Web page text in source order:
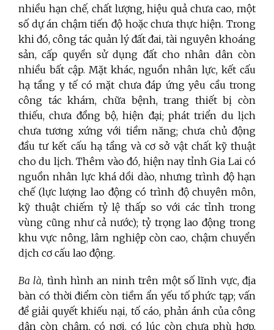
nhiều hạn chế, chất lượng, hiệu quả chưa cao, một
số dự án chậm tiến độ hoặc chưa thực hiện. Trong
khi đó, công tác quản lý đất đai, tài nguyên khoáng
sản, cấp quyền sử dụng đất cho nhân dân còn
nhiều bất cập. Mặt khác, nguồn nhân lực, kết cấu
hạ tầng y tế có mặt chưa đáp ứng yêu cầu trong
công tác khám, chữa bệnh, trang thiết bị còn
thiếu, chưa đồng bộ, hiện đại; phát triển du lịch
chưa tương xứng với tiềm năng; chưa chủ động
đầu tư kết cấu hạ tầng và cơ sở vật chất kỹ thuật
cho du lịch. Thêm vào đó, hiện nay tỉnh Gia Lai có
nguồn nhân lực khá dồi dào, nhưng trình độ hạn
chế (lực lượng lao động có trình độ chuyên môn,
kỹ thuật chiếm tỷ lệ thấp so với các tỉnh trong
vùng cũng như cả nước); tỷ trọng lao động trong
khu vực nông, lâm nghiệp còn cao, chậm chuyển
dịch cơ cấu lao động.
Ba là, tình hình an ninh trên một số lĩnh vực, địa
bàn có thời điểm còn tiềm ẩn yếu tố phức tạp; vấn
đề giải quyết khiếu nại, tố cáo, phản ánh của công
dân còn chậm, có nơi, có lúc còn chưa phù hợp,